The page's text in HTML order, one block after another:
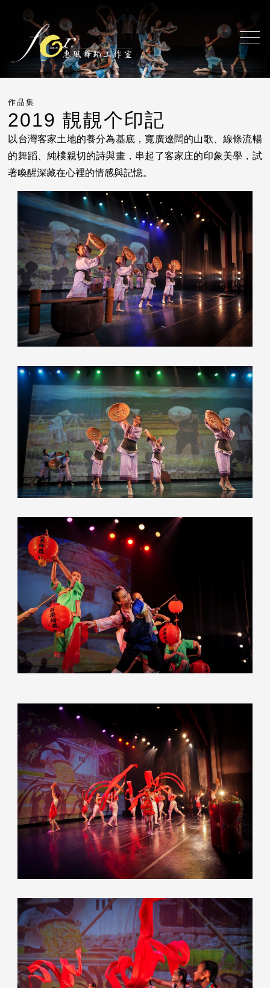
作品集
2019 靚靚个印記
以台灣客家土地的養分為基底，寬廣遼闊的山歌、線條流暢
的舞蹈、純樸親切的詩與畫，串起了客家庄的印象美學，試
著喚醒深藏在心裡的情感與記憶。